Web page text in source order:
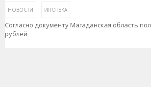
НОВОСТИ ИПОТЕКА
Согласно документу Магаданская область
рублей